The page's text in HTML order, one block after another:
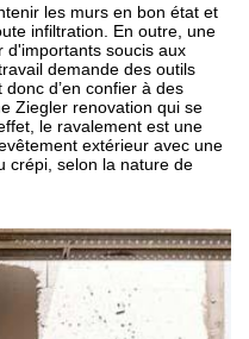
les murs en bon état et
infiltration. En outre, une
d'importants soucis aux
demande des outils
d’en confier à des
Ziegler renovation qui se
le ravalement est une
extérieur avec une
crépi, selon la nature de